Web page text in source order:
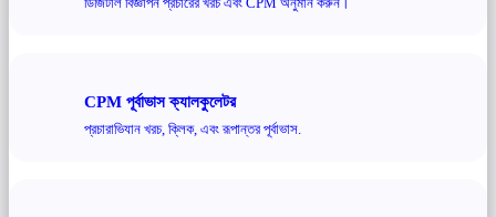
CPM পূর্বাভাস ক্যালকুলেটর
প্রচারাভিযান খরচ, ক্লিক, এবং রূপান্তর পূর্বাভাস.